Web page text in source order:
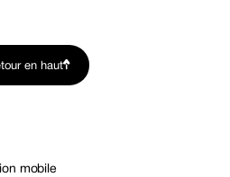
en haut
mobile